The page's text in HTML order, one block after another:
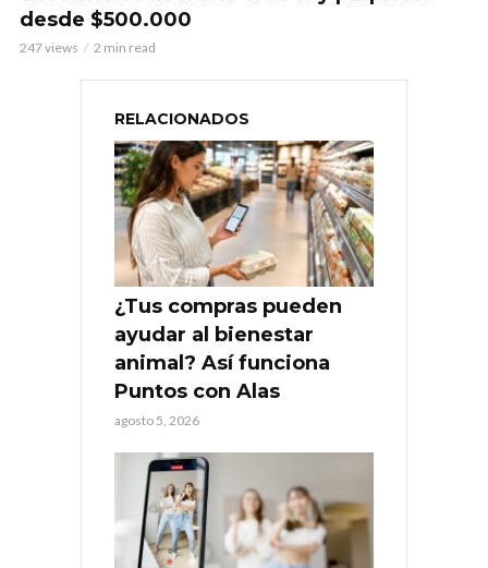
desde $500.000
247 views 2 min read
RELACIONADOS
¿Tus compras pueden
ayudar al bienestar
animal? Así funciona
Puntos con Alas
agosto 5, 2026